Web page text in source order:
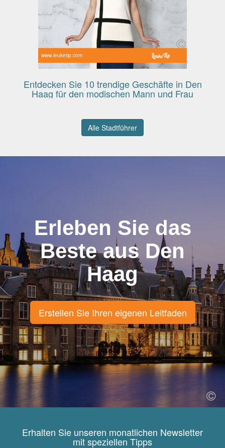
www.leuketip.com
Entdecken Sie 10 trendige Geschäfte in Den
Haag für den modischen Mann und Frau
Alle Stadtführer
Erleben Sie das
Beste aus Den
Haag
Erstellen Sie Ihren eigenen Leitfaden
Erhalten Sie unseren monatlichen Newsletter
mit speziellen Tipps